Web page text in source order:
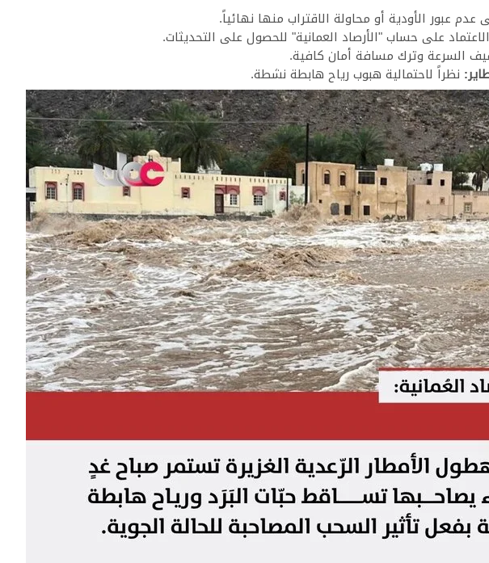
عدم عبور الأودية أو محاولة الاقتراب منها نهائياً.
الاعتماد على حساب "الأرصاد العمانية" للحصول على التحديثات.
السرعة وترك مسافة أمان كافية.
نظراً لاحتمالية هبوب رياح هابطة نشطة.
البيئية
البكر بين
رخيوت
وضلكوت